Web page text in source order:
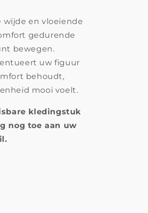
wijde en vloeiende
gedurende
bewegen.
uw figuur
behoudt,
mooi voelt.
kledingstuk
nog toe aan uw